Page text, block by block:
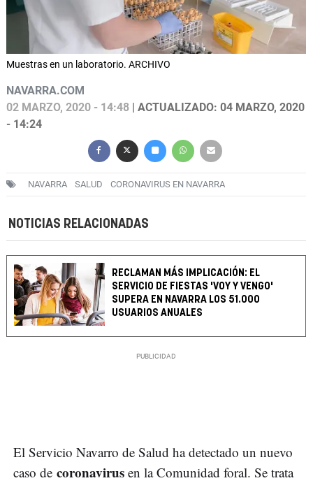
Muestras en un laboratorio. ARCHIVO
NAVARRA.COM
02 MARZO, 2020 - 14:48 | ACTUALIZADO: 04 MARZO, 2020
- 14:24
NAVARRA SALUD CORONAVIRUS EN NAVARRA
NOTICIAS RELACIONADAS
RECLAMAN MÁS IMPLICACIÓN: EL
SERVICIO DE FIESTAS 'VOY Y VENGO'
SUPERA EN NAVARRA LOS 51.000
USUARIOS ANUALES
El Servicio Navarro de Salud ha detectado un nuevo
caso de coronavirus en la Comunidad foral. Se trata